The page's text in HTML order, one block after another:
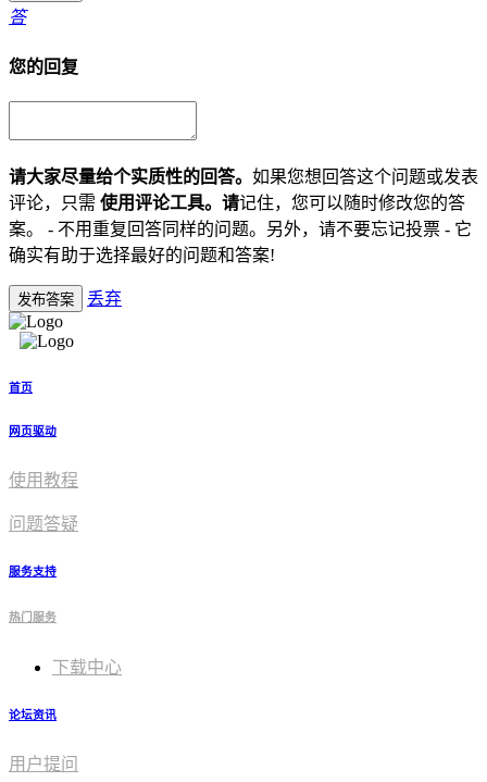
答
您的回复
请大家尽量给个实质性的回答。 如果您想回答这个问题或发表
评论，只需 使用评论工具。请记住，您可以随时修改您的答
案。 - 不用重复回答同样的问题。另外，请不要忘记投票 - 它
确实有助于选择最好的问题和答案!
发布答案 丢弃
首页
网页驱动
使用教程​
问题答疑
服务支持
热门服务
下载中心
论坛资讯
用户提问